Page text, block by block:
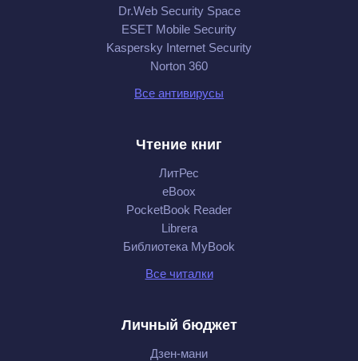
Dr.Web Security Space
ESET Mobile Security
Kaspersky Internet Security
Norton 360
Все антивирусы
Чтение книг
ЛитРес
eBoox
PocketBook Reader
Librera
Библиотека MyBook
Все читалки
Личный бюджет
Дзен-мани